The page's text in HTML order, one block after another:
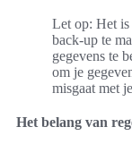
Let op: Het is
back-up te
gegevens te
om je
misgaat met
Het belang van